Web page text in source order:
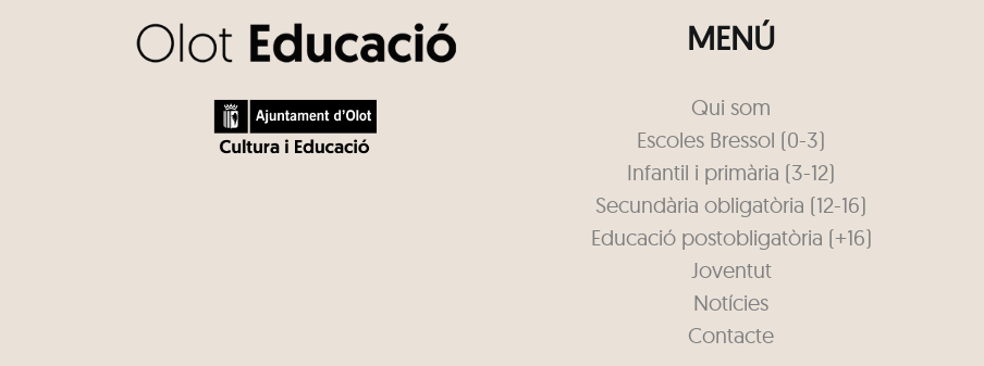
MENÚ
Qui som
Escoles Bressol (0-3)
Infantil i primària (3-12)
Secundària obligatòria (12-16)
Educació postobligatòria (+16)
Joventut
Notícies
Contacte